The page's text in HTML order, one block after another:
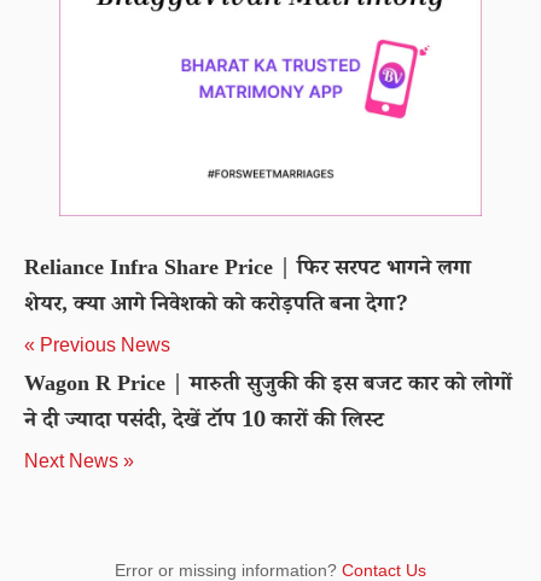
Reliance Infra Share Price | फिर सरपट भागने लगा
शेयर, क्या आगे निवेशको को करोड़पति बना देगा?
« Previous News
Wagon R Price | मारुती सुजुकी की इस बजट कार को लोगों
ने दी ज्यादा पसंदी, देखें टॉप 10 कारों की लिस्ट
Next News »
Error or missing information? Contact Us